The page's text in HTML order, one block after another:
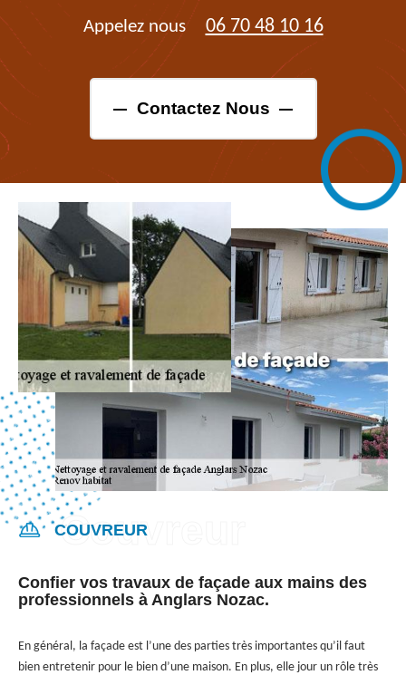
Appelez nous 06 70 48 10 16
Contactez Nous
COUVREUR
Confier vos travaux de façade aux mains des
professionnels à Anglars Nozac.
En général, la façade est l’une des parties très importantes qu’il faut
bien entretenir pour le bien d’une maison. En plus, elle jour un rôle très